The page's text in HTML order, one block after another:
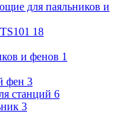
для паяльников и
18
и фенов 1
фен 3
станций 6
3